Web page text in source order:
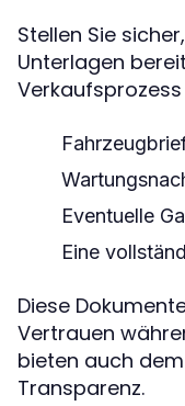
Stellen Sie
Unterlagen
Eventuelle
Eine
Diese
Vertrauen
bieten auch
Transparenz.